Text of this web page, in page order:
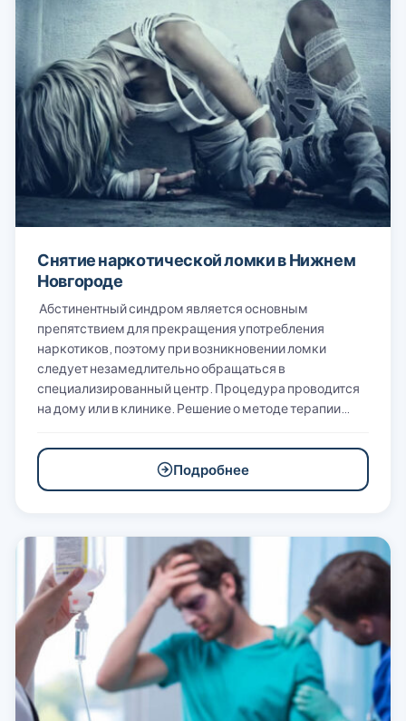
Снятие наркотической ломки в Нижнем
Новгороде
Абстинентный синдром является основным
препятствием для прекращения употребления
наркотиков, поэтому при возникновении ломки
следует незамедлительно обращаться в
специализированный центр. Процедура проводится
на дому или в клинике. Решение о методе терапии…
Подробнее